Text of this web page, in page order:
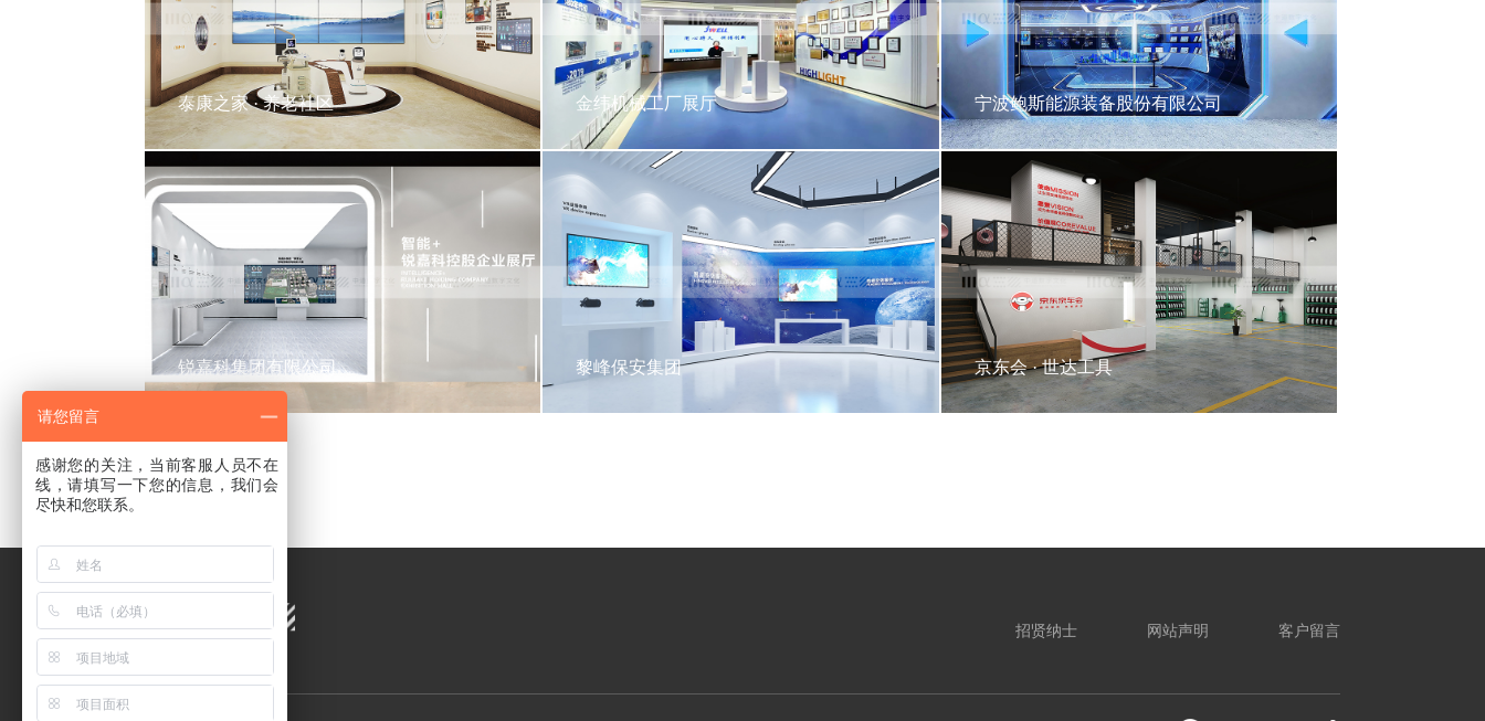
泰康之家 · 养老社区 金纬机械工厂展厅 宁波鲍斯能源装备股份有限公司
锐嘉科集团有限公司 黎峰保安集团 京东会 · 世达工具
招贤纳士 网站声明 客户留言
请您留言
感谢您的关注，当前客服人员不在
线，请填写一下您的信息，我们会
尽快和您联系。